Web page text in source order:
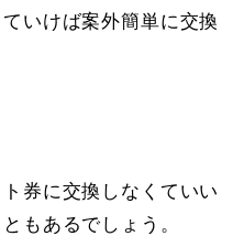
いけば案外簡単に交換
券に交換しなくていい
もあるでしょう。